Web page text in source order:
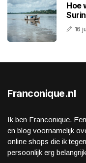
Hoe
16
Franconique.nl
Ik ben Franconique.
en blog voornamelijk
online shops die ik
persoonlijk erg